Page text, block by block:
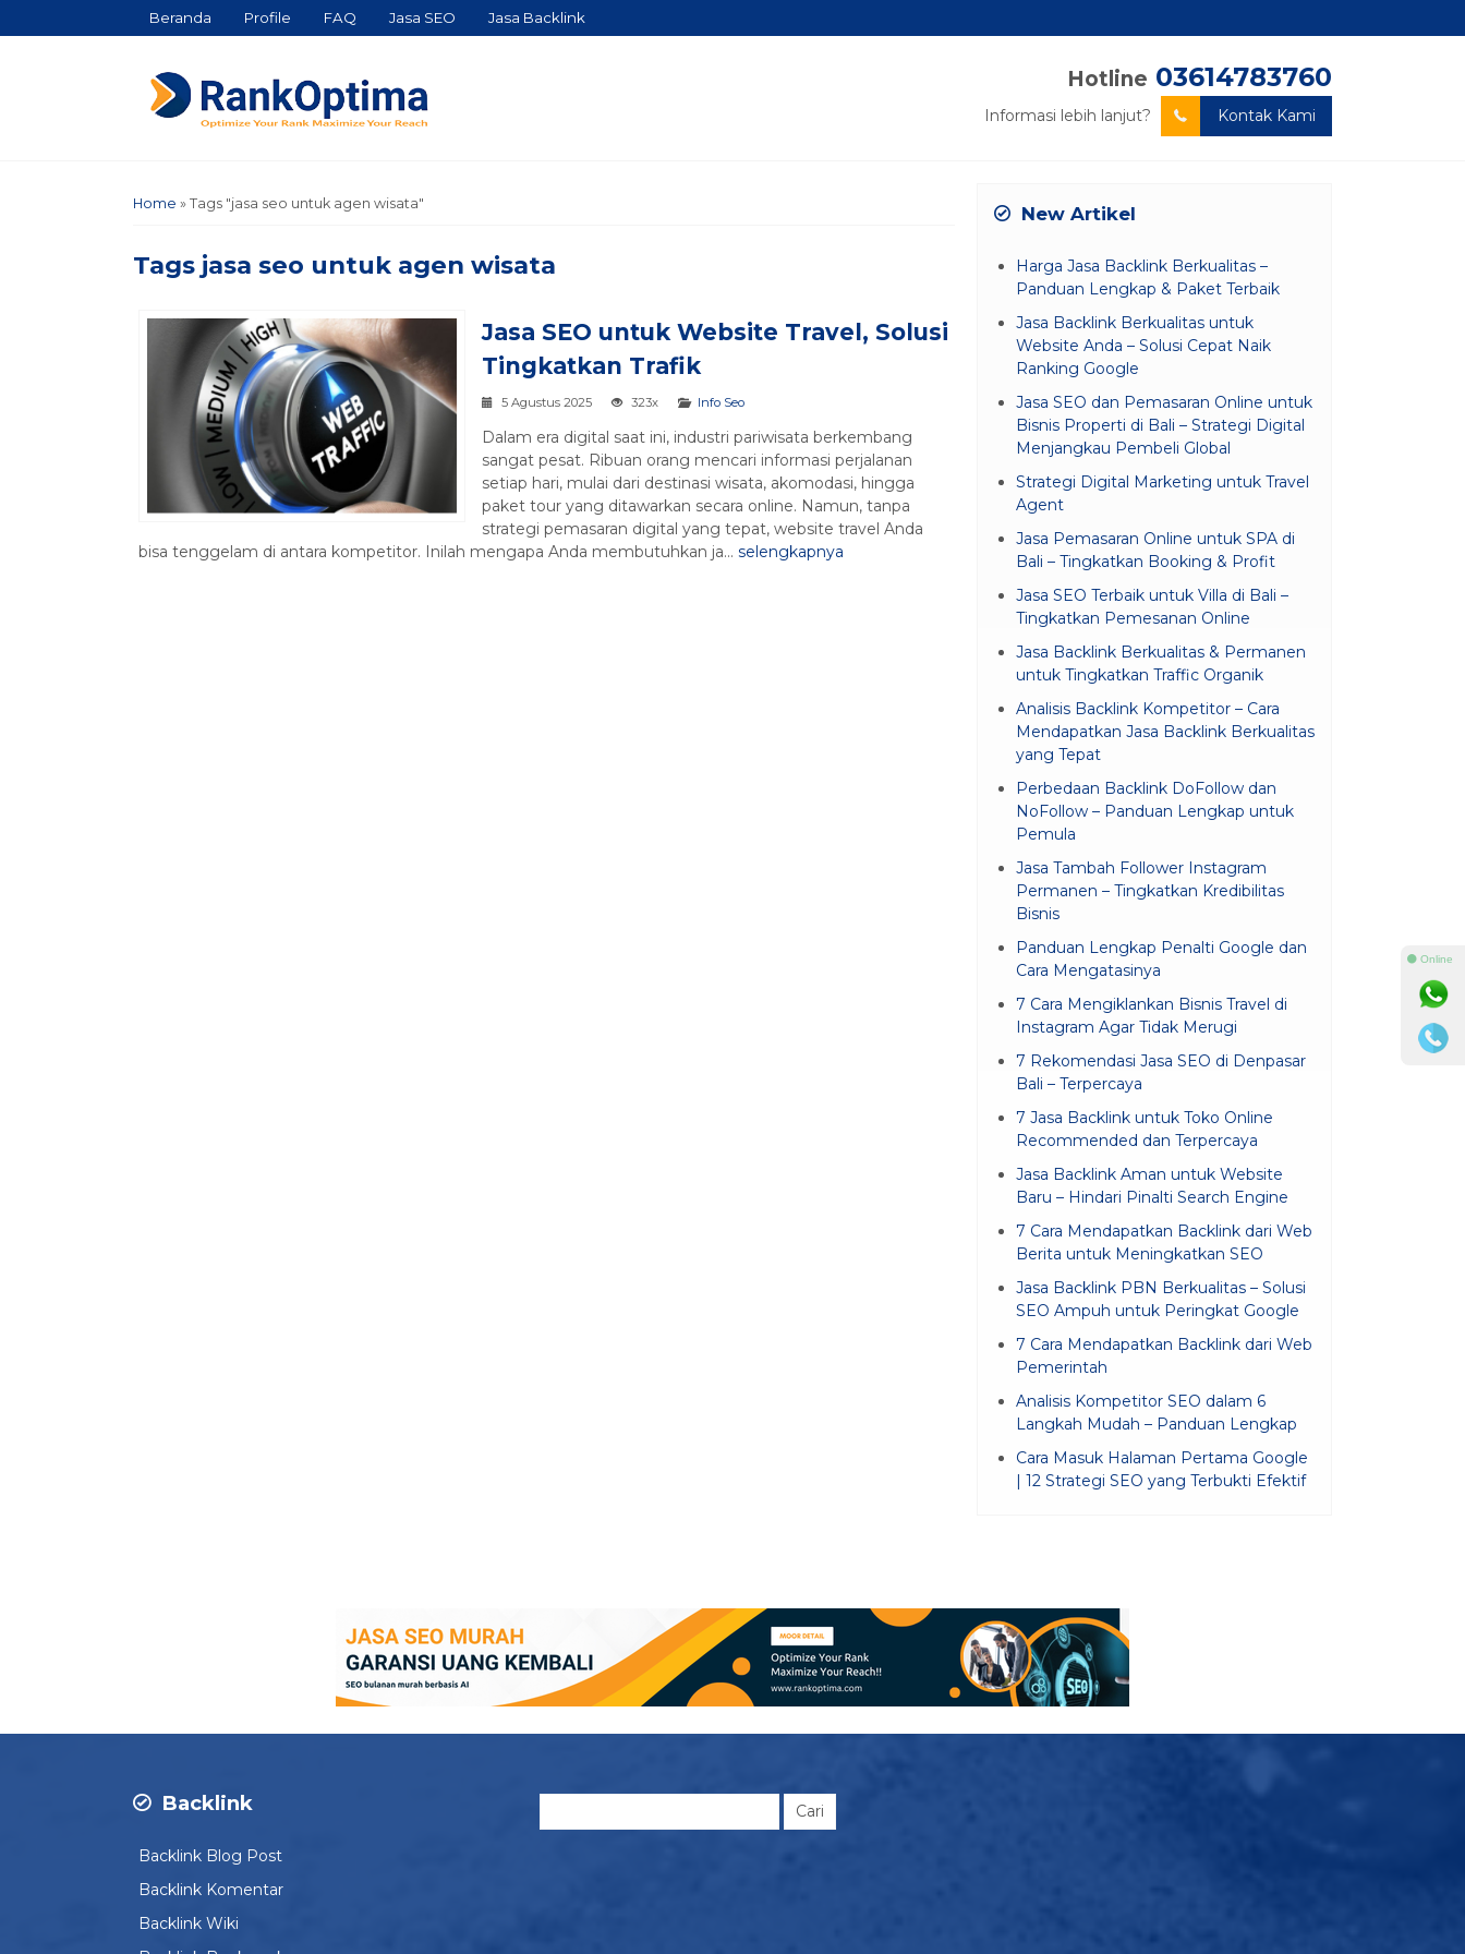
Beranda Profile FAQ Jasa SEO Jasa Backlink
Hotline 03614783760
Informasi lebih lanjut? Kontak Kami
Home » Tags "jasa seo untuk agen wisata"
Tags jasa seo untuk agen wisata
Jasa SEO untuk Website Travel, Solusi
Tingkatkan Trafik
5 Agustus 2025 323x Info Seo
Dalam era digital saat ini, industri pariwisata berkembang
sangat pesat. Ribuan orang mencari informasi perjalanan
setiap hari, mulai dari destinasi wisata, akomodasi, hingga
paket tour yang ditawarkan secara online. Namun, tanpa
strategi pemasaran digital yang tepat, website travel Anda
bisa tenggelam di antara kompetitor. Inilah mengapa Anda membutuhkan ja... selengkapnya
New Artikel
Harga Jasa Backlink Berkualitas –
Panduan Lengkap & Paket Terbaik
Jasa Backlink Berkualitas untuk
Website Anda – Solusi Cepat Naik
Ranking Google
Jasa SEO dan Pemasaran Online untuk
Bisnis Properti di Bali – Strategi Digital
Menjangkau Pembeli Global
Strategi Digital Marketing untuk Travel
Agent
Jasa Pemasaran Online untuk SPA di
Bali – Tingkatkan Booking & Profit
Jasa SEO Terbaik untuk Villa di Bali –
Tingkatkan Pemesanan Online
Jasa Backlink Berkualitas & Permanen
untuk Tingkatkan Traffic Organik
Analisis Backlink Kompetitor – Cara
Mendapatkan Jasa Backlink Berkualitas
yang Tepat
Perbedaan Backlink DoFollow dan
NoFollow – Panduan Lengkap untuk
Pemula
Jasa Tambah Follower Instagram
Permanen – Tingkatkan Kredibilitas
Bisnis
Panduan Lengkap Penalti Google dan
Cara Mengatasinya
7 Cara Mengiklankan Bisnis Travel di
Instagram Agar Tidak Merugi
7 Rekomendasi Jasa SEO di Denpasar
Bali – Terpercaya
7 Jasa Backlink untuk Toko Online
Recommended dan Terpercaya
Jasa Backlink Aman untuk Website
Baru – Hindari Pinalti Search Engine
7 Cara Mendapatkan Backlink dari Web
Berita untuk Meningkatkan SEO
Jasa Backlink PBN Berkualitas – Solusi
SEO Ampuh untuk Peringkat Google
7 Cara Mendapatkan Backlink dari Web
Pemerintah
Analisis Kompetitor SEO dalam 6
Langkah Mudah – Panduan Lengkap
Cara Masuk Halaman Pertama Google
| 12 Strategi SEO yang Terbukti Efektif
Backlink
Backlink Blog Post
Backlink Komentar
Backlink Wiki
Cari
⚫ Online